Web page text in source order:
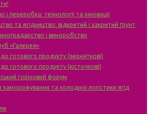
і переробка: технології та інновації
та ягідництво: відкритий і закритий ґрунт
і виноробство
«Галерея»
до готового продукту (зерняткові)
готового продукту (кісточкові)
горіховий форум
заморожування та холодної логістики ягід